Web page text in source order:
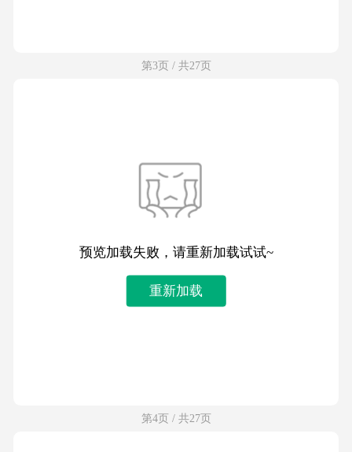
第3页 / 共27页
预览加载失败，请重新加载试试~
重新加载
第4页 / 共27页